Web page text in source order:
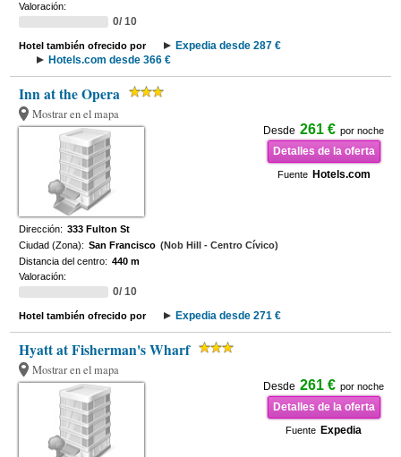
Valoración:
0/ 10
Hotel también ofrecido por
Expedia desde 287 €
Hotels.com desde 366 €
Inn at the Opera
Mostrar en el mapa
Desde 261 € por noche
Detalles de la oferta
Fuente Hotels.com
Dirección: 333 Fulton St
Ciudad (Zona): San Francisco (Nob Hill - Centro Cívico)
Distancia del centro: 440 m
Valoración:
0/ 10
Hotel también ofrecido por Expedia desde 271 €
Hyatt at Fisherman's Wharf
Mostrar en el mapa
Desde 261 € por noche
Detalles de la oferta
Fuente Expedia